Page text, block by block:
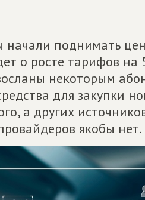
начали поднимать
о росте тарифов на
некоторым
для закупки
а других
якобы нет.